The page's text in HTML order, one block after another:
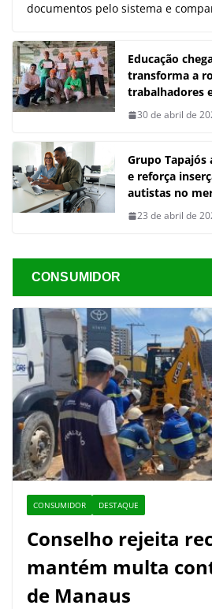
documentos pelo sistema e
Educação
transforma a
trabalhadores
30 de abril de
Grupo Tapajós
e reforça
autistas no
23 de abril de
CONSUMIDOR
CONSUMIDOR DESTAQUE
Conselho rejeita
mantém multa
de Manaus